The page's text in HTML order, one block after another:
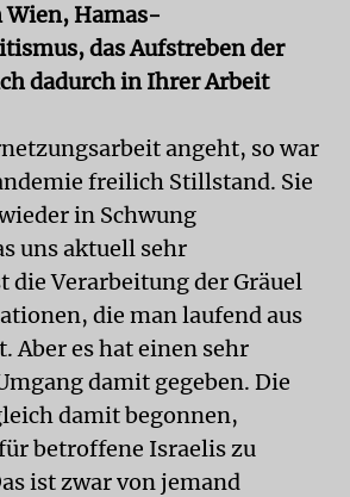
Wien, Hamas-
das Aufstreben der
dadurch in Ihrer Arbeit
angeht, so war
freilich Stillstand. Sie
in Schwung
uns aktuell sehr
die Verarbeitung der Gräuel
die man laufend aus
Aber es hat einen sehr
damit gegeben. Die
damit begonnen,
betroffene Israelis zu
ist zwar von jemand